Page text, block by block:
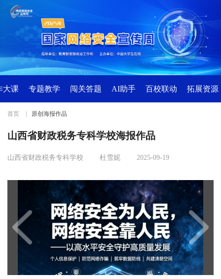
大课 专题教学 闯关答题 AI助手 百校联动 拓展资源
首页 | 原创海报作品
山西省财政税务专科学校海报作品
山西省财政税务专科学校 杜雪妮 2025-09-19